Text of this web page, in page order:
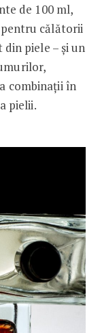
de 100 ml,
călătorii
piele – și un
combinații în
pielii.